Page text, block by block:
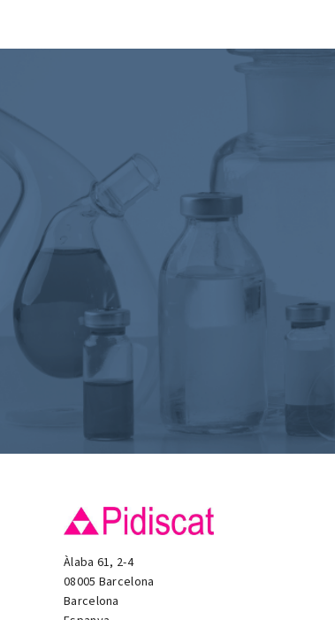
Àlaba 61, 2-4
08005 Barcelona
Barcelona